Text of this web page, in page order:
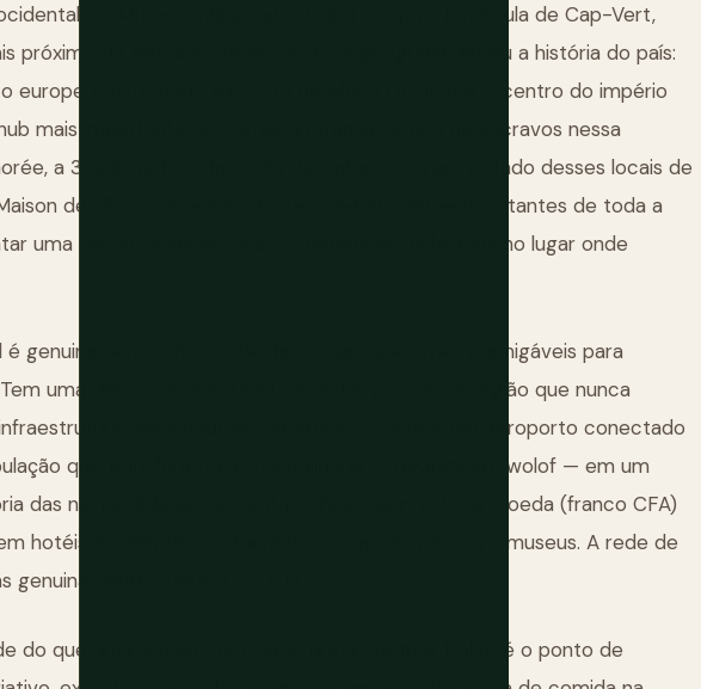
da África continental — Dakar ocupa a Península de Cap-Vert,
próximo da África às Américas. Essa geografia definiu a história do país:
europeu sustentado na costa da África Ocidental, o centro do império
mais importante do comércio transatlântico de escravos nessa
a 3 quilômetros da costa de Dakar, é o mais visitado desses locais de
des Esclaves e a Porta Sem Retorno atraem visitantes de toda a
uma das atrocidades mais sistemáticas da história no lugar onde
é genuinamente um dos destinos mais acessíveis e amigáveis para
uma democracia estável (uma das poucas na região que nunca
pelos padrões da África Ocidental, um aeroporto conectado
que transformou a hospitalidade —
em wolof — em um
das nacionalidades ocidentais chega sem visto. A moeda (franco CFA)
hotéis excelentes, restaurantes, locais de música e museus. A rede de
genuinamente querem você lá.
do que uma viagem de cidade única captura. Dakar é o ponto de